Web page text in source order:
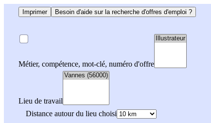
Imprimer Besoin d'aide sur la recherche d'offres d'emploi ?
Métier, compétence, mot-clé, numéro d'offre
Lieu de travail
Distance autour du lieu choisi